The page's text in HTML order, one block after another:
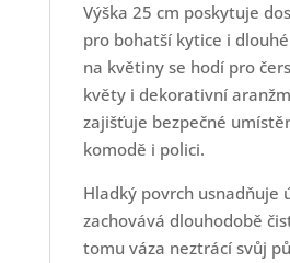
Výška 25 cm poskytuje
pro bohatší kytice i
na květiny se hodí pro
květy i dekorativní
zajišťuje bezpečné
komodě i polici.
Hladký povrch usnadňuje
zachovává dlouhodobě
tomu váza neztrácí svůj